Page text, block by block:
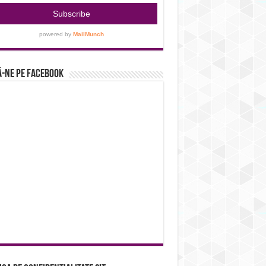
ne pe Facebook